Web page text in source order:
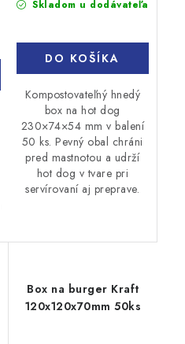
Skladom u dodávateľa
DO KOŠÍKA
Kompostovateľný hnedý
box na hot dog
230×74×54 mm v balení
50 ks. Pevný obal chráni
pred mastnotou a udrží
hot dog v tvare pri
servírovaní aj preprave.
Box na burger Kraft
120x120x70mm 50ks